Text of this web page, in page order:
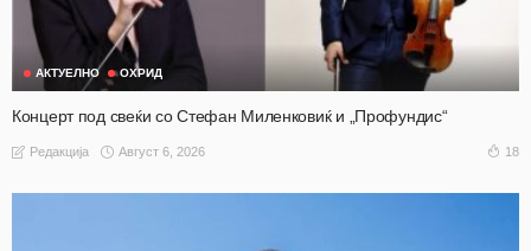
АКТУЕЛНО ОХРИД
Концерт под свеќи со Стефан Миленковиќ и „Профундис“
Редакција Август 6, 2026 18